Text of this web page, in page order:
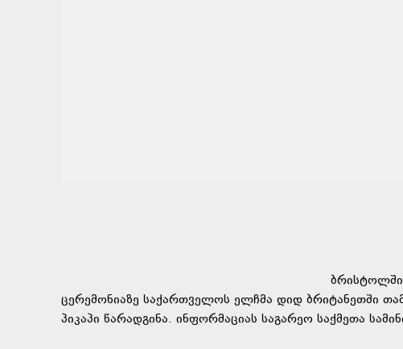
ბრისტოლში
ცერემონიაზე საქართველოს ელჩმა დიდ ბრიტანეთში
პიკაპი წარადგინა. ინფორმაციას საგარეო საქმეთა